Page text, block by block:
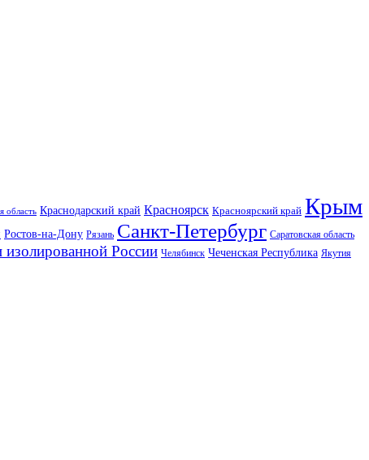
область Краснодарский край Красноярск Красноярский край Крым
Ростов-на-Дону Рязань Санкт-Петербург Саратовская область
России Челябинск Чеченская Республика Якутия